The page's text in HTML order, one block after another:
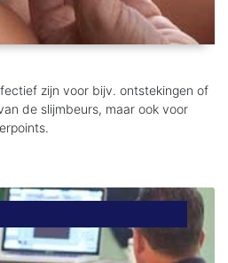
zijn voor bijv. ontstekingen of
de slijmbeurs, maar ook voor